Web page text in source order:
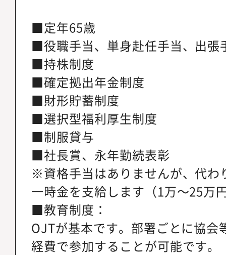
■定年65歳
■役職手当、単身赴任手当、出張
■持株制度
■確定拠出年金制度
■財形貯蓄制度
■選択型福利厚生制度
■制服貸与
■社長賞、永年勤続表彰
※資格手当はありませんが、代わ
一時金を支給します（1万～25万
■教育制度：
OJTが基本です。部署ごとに協会
経費で参加することが可能です。